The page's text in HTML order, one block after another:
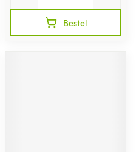
Bestel